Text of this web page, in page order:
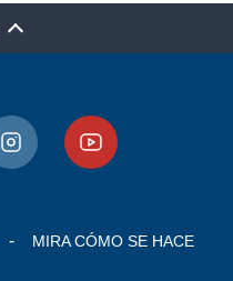
MIRA CÓMO SE HACE